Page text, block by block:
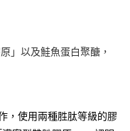
哥付你分期系統評分，恕無
於每月結算日後寄送繳費提
。
跳轉至「AFTEE先享後付」
的連結，可透過四大超商／
交易完成。
」以及鮭魚蛋白聚醣，
，使用兩種胜肽等級的膠